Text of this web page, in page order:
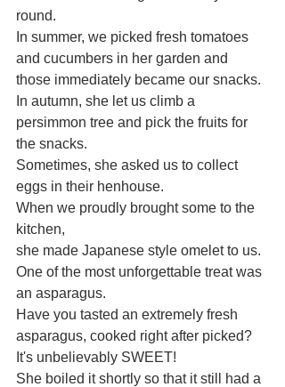
round.
In summer, we picked fresh tomatoes
and cucumbers in her garden and
those immediately became our snacks.
In autumn, she let us climb a
persimmon tree and pick the fruits for
the snacks.
Sometimes, she asked us to collect
eggs in their henhouse.
When we proudly brought some to the
kitchen,
she made Japanese style omelet to us.
One of the most unforgettable treat was
an asparagus.
Have you tasted an extremely fresh
asparagus, cooked right after picked?
It's unbelievably SWEET!
She boiled it shortly so that it still had a